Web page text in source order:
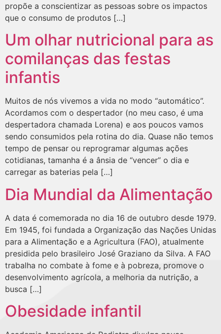
propõe a conscientizar as pessoas sobre os impactos
que o consumo de produtos […]
Um olhar nutricional para as
comilanças das festas
infantis
Muitos de nós vivemos a vida no modo “automático”.
Acordamos com o despertador (no meu caso, é uma
despertadora chamada Lorena) e aos poucos vamos
sendo consumidos pela rotina do dia. Quase não temos
tempo de pensar ou reprogramar algumas ações
cotidianas, tamanha é a ânsia de “vencer” o dia e
carregar as baterias pela […]
Dia Mundial da Alimentação
A data é comemorada no dia 16 de outubro desde 1979.
Em 1945, foi fundada a Organização das Nações Unidas
para a Alimentação e a Agricultura (FAO), atualmente
presidida pelo brasileiro José Graziano da Silva. A FAO
trabalha no combate à fome e à pobreza, promove o
desenvolvimento agrícola, a melhoria da nutrição, a
busca […]
Obesidade infantil